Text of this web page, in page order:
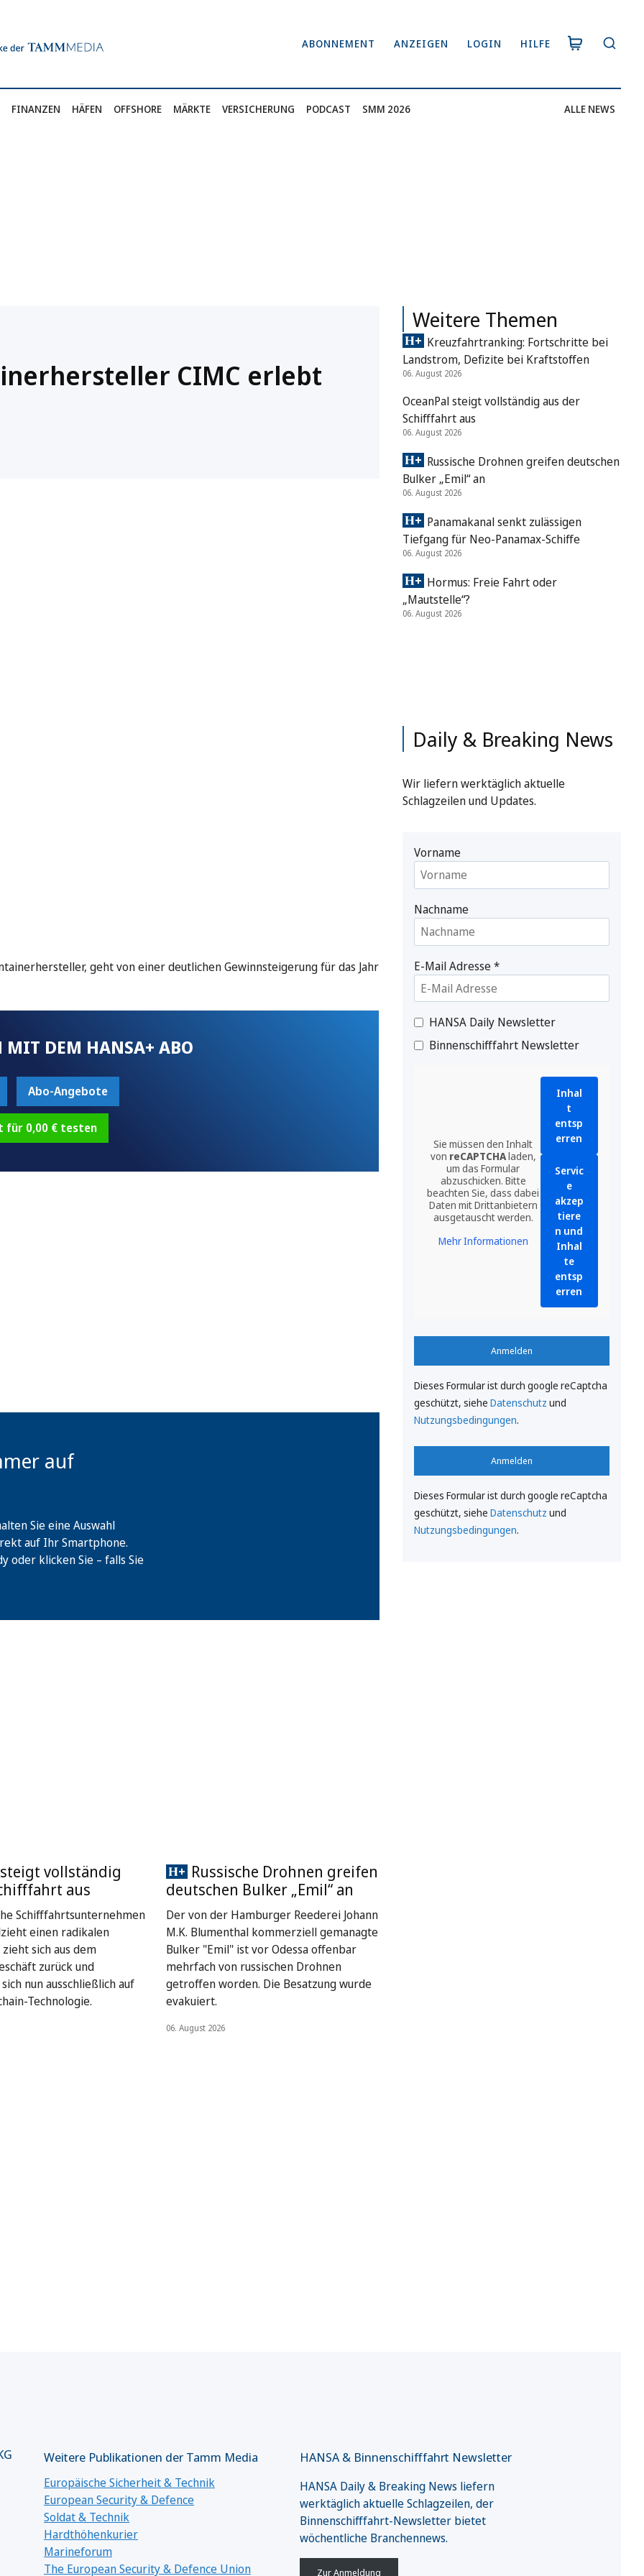
ABONNEMENT ANZEIGEN LOGIN HILFE
FINANZEN HÄFEN OFFSHORE MÄRKTE VERSICHERUNG PODCAST SMM 2026 ALLE NEWS
CIMC erlebt
geht von einer deutlichen Gewinnsteigerung für das Jahr
MIT DEM HANSA+ ABO
Abo-Angebote
für 0,00 € testen
auf
Sie eine Auswahl
auf Ihr Smartphone.
oder klicken Sie – falls Sie
steigt vollständig
aus
Schifffahrtsunternehmen
einen radikalen
sich aus dem
zurück und
nun ausschließlich auf
Technologie.
Russische Drohnen greifen
deutschen Bulker „Emil“ an
Der von der Hamburger Reederei Johann
M.K. Blumenthal kommerziell gemanagte
Bulker "Emil" ist vor Odessa offenbar
mehrfach von russischen Drohnen
getroffen worden. Die Besatzung wurde
evakuiert.
06. August 2026
Weitere Themen
Kreuzfahrtranking: Fortschritte bei
Landstrom, Defizite bei Kraftstoffen
06. August 2026
OceanPal steigt vollständig aus der
Schifffahrt aus
06. August 2026
Russische Drohnen greifen deutschen
Bulker „Emil“ an
06. August 2026
Panamakanal senkt zulässigen
Tiefgang für Neo-Panamax-Schiffe
06. August 2026
Hormus: Freie Fahrt oder
„Mautstelle“?
06. August 2026
Daily & Breaking News
Wir liefern werktäglich aktuelle
Schlagzeilen und Updates.
Vorname
Nachname
E-Mail Adresse*
HANSA Daily Newsletter
Binnenschifffahrt Newsletter
Sie müssen den Inhalt
von reCAPTCHAladen,
um das Formular
abzuschicken. Bitte
beachten Sie, dass dabei
Daten mit Drittanbietern
ausgetauscht werden.
Mehr Informationen
Inhal
t
entsp
erren
Servic
e
akzep
tiere
n und
Inhal
te
entsp
erren
Anmelden
Dieses Formular ist durch google reCaptcha
geschützt, siehe Datenschutz und
Nutzungsbedingungen.
Anmelden
Dieses Formular ist durch google reCaptcha
geschützt, siehe Datenschutz und
Nutzungsbedingungen.
Weitere Publikationen der Tamm Media
Europäische Sicherheit & Technik
European Security & Defence
Soldat & Technik
Hardthöhenkurier
Marineforum
The European Security & Defence Union
HANSA & Binnenschifffahrt Newsletter
HANSA Daily & Breaking News liefern
werktäglich aktuelle Schlagzeilen, der
Binnenschifffahrt-Newsletter bietet
wöchentliche Branchennews.
Zur Anmeldung